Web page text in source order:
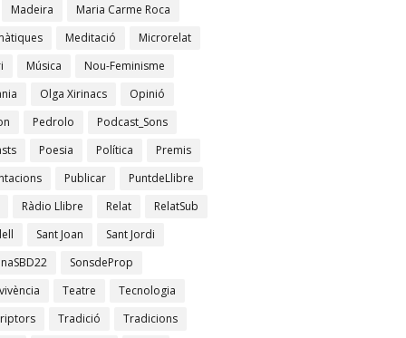
Madeira
Maria Carme Roca
Meditació
Microrelat
Música
Nou-Feminisme
Olga Xirinacs
Opinió
Pedrolo
Podcast_Sons
Poesia Política
Premis
Publicar
PuntdeLlibre
Ràdio Llibre Relat
RelatSub
Sant Joan
Sant Jordi
SonsdeProp
Teatre
Tecnologia
Tradició
Tradicions